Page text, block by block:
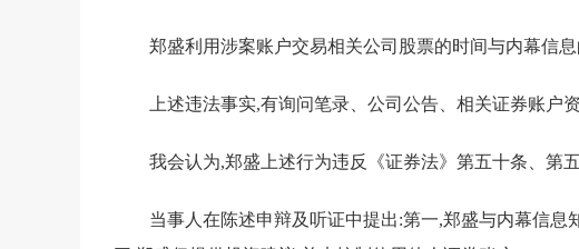
郑盛利用涉案账户交易相关公司股票的时间与内幕信
上述违法事实,有询问笔录、 公司 公告、 相关证券账户
我会认为,郑盛上述行为违反《证券法》第五十条、第
当事人在陈述申辩及听证中提出:第一,郑盛与内幕信息